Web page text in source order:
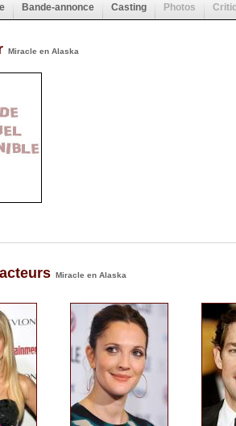
Bande-annonce Casting Photos
Miracle en Alaska
Miracle en Alaska